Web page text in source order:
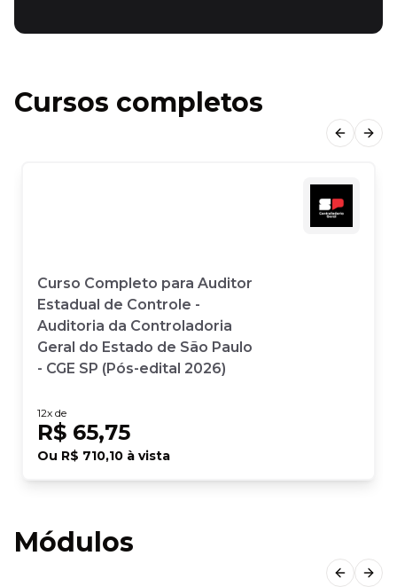
Cursos completos
Curso Completo para Auditor
Estadual de Controle -
Auditoria da Controladoria
Geral do Estado de São Paulo
- CGE SP (Pós-edital 2026)
12x de
R$ 65,75
Ou R$ 710,10 à vista
Módulos